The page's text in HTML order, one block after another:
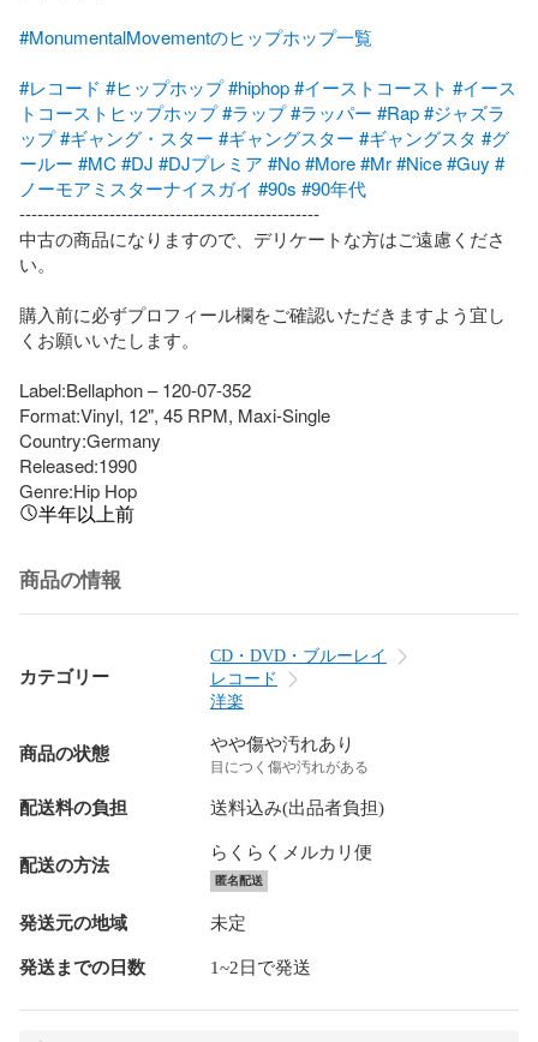
#MonumentalMovementのヒップホップ一覧
#レコード #ヒップホップ#hiphop#イーストコースト #イース
トコーストヒップホップ#ラップ#ラッパー #Rap#ジャズラ
ップ#ギャング・スター #ギャングスター #ギャングスタ #グ
ールー #MC #DJ #DJプレミア #No#More#Mr#Nice#Guy #
ノーモアミスターナイスガイ #90s #90年代
--------------------------------------------------
中古の商品になりますので、デリケートな方はご遠慮くださ
い。
購入前に必ずプロフィール欄をご確認いただきますよう宜し
くお願いいたします。
Label:Bellaphon – 120-07-352
Format:Vinyl, 12", 45 RPM, Maxi-Single
Country:Germany
Released:1990
Genre:Hip Hop
半年以上前
商品の情報
カテゴリー
CD・DVD・ブルーレイ
レコード
洋楽
商品の状態 やや傷や汚れあり
目につく傷や汚れがある
配送料の負担 送料込み(出品者負担)
配送の方法
らくらくメルカリ便
匿名配送
発送元の地域 未定
発送までの日数 1~2日で発送